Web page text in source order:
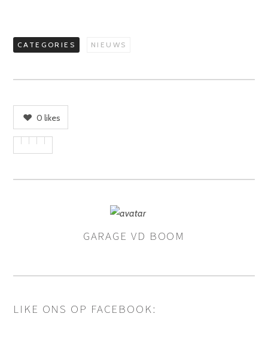
CATEGORIES NIEUWS
0 likes
GARAGE VD BOOM
LIKE ONS OP FACEBOOK: